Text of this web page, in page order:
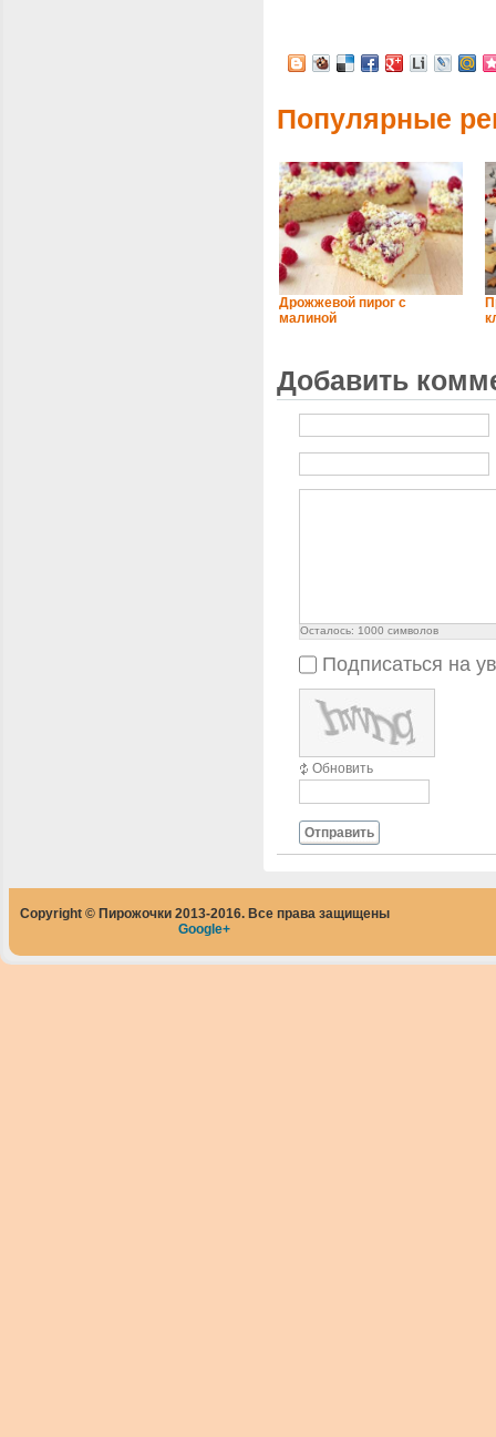
Популярные
Дрожжевой пирог с
малиной
Добавить
Осталось: 1000 символов
Подписаться на
Обновить
Отправить
Copyright © Пирожочки 2013-2016. Все права защищены
Google+